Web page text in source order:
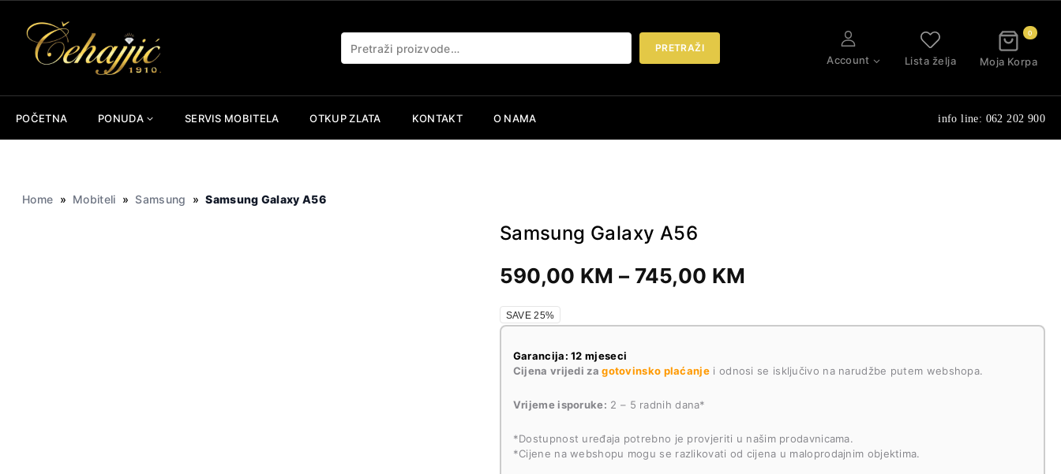
content
PRETRAŽI
Account Lista želja
0
Moja Korpa
POČETNA PONUDA SERVIS MOBITELA OTKUP ZLATA KONTAKT O NAMA info line: 062 202 900
Home » Mobiteli » Samsung » Samsung Galaxy A56
Samsung Galaxy A56
590,00 KM – 745,00 KM
through
SAVE 25%
Garancija: 12 mjeseci
Cijena vrijedi zagotovinsko plaćanje i odnosi se isključivo na narudžbe putem webshopa.
Vrijeme isporuke: 2 – 5 radnih dana*
*Dostupnost uređaja potrebno je provjeriti u našim prodavnicama.
*Cijene na webshopu mogu se razlikovati od cijena u maloprodajnim objektima.